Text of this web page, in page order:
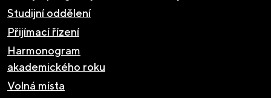
Studijní oddělení
Přijímací řízení
Harmonogram
akademického roku
Volná místa